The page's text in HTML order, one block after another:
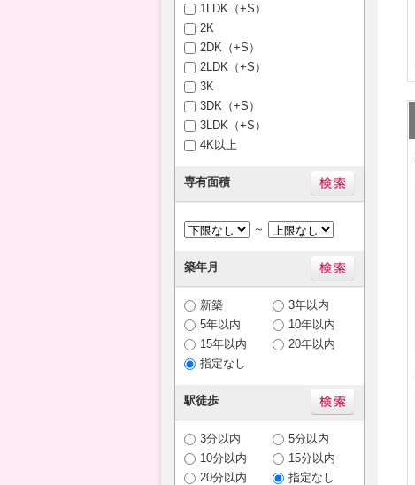
1LDK（+S）
2K
2DK（+S）
2LDK（+S）
3K
3DK（+S）
3LDK（+S）
4K以上
専有面積
～
築年月
新築
3年以内
5年以内
10年以内
15年以内
20年以内
指定なし
駅徒歩
3分以内
5分以内
10分以内
15分以内
20分以内
指定なし